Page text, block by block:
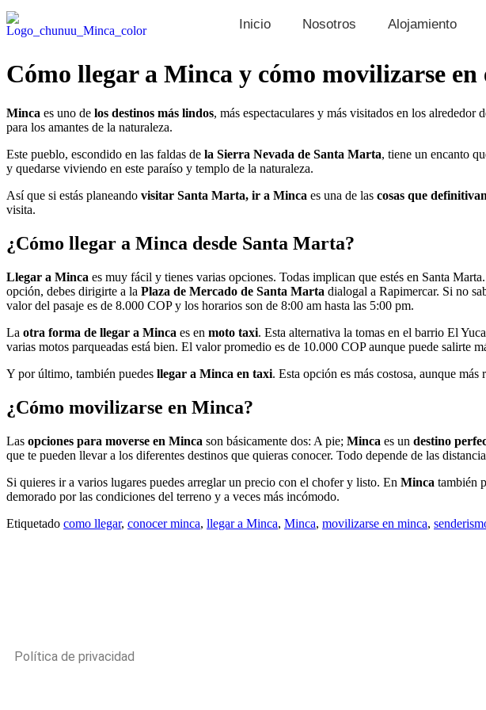
Inicio Nosotros Alojamiento
Cómo llegar a Minca y cómo movilizarse en
Minca es uno de los destinos más lindos, más espectaculares y más visitados en los alrededor
para los amantes de la naturaleza.
Este pueblo, escondido en las faldas de la Sierra Nevada de Santa Marta, tiene un encanto
y quedarse viviendo en este paraíso y templo de la naturaleza.
Así que si estás planeando visitar Santa Marta, ir a Minca es una de las cosas que
visita.
¿Cómo llegar a Minca desde Santa Marta?
Llegar a Minca es muy fácil y tienes varias opciones. Todas implican que estés en Santa
opción, debes dirigirte a la Plaza de Mercado de Santa Marta dialogal a Rapimercar. Si no
valor del pasaje es de 8.000 COP y los horarios son de 8:00 am hasta las 5:00 pm.
La otra forma de llegar a Minca es en moto taxi. Esta alternativa la tomas en el barrio El
varias motos parqueadas está bien. El valor promedio es de 10.000 COP aunque puede salirte
Y por último, también puedes llegar a Minca en taxi. Esta opción es más costosa, aunque
¿Cómo movilizarse en Minca?
Las opciones para moverse en Minca son básicamente dos: A pie; Minca es un destino
que te pueden llevar a los diferentes destinos que quieras conocer. Todo depende de las
Si quieres ir a varios lugares puedes arreglar un precio con el chofer y listo. En Minca también
demorado por las condiciones del terreno y a veces más incómodo.
Etiquetado como llegar, conocer minca, llegar a Minca, Minca, movilizarse en minca,
Política de privacidad